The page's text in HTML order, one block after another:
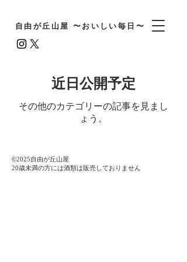
自由が丘山屋 〜おいしい毎日〜
近日公開予定
その他のカテゴリーの記事を見まし
ょう。
©️2025自由が丘山屋
​20歳未満の方には酒類は販売しておりません